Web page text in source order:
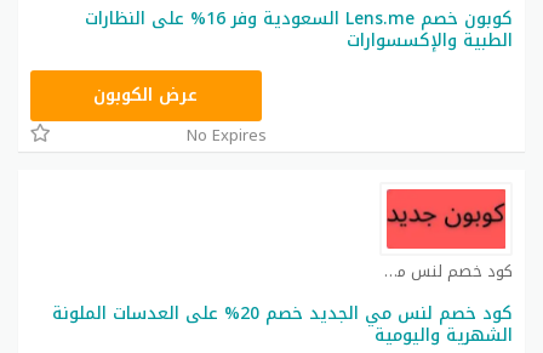
كوبون خصم Lens.me السعودية وفر 16% على النظارات
الطبية والإكسسوارات
MAYMEعرض الكوبون
No Expires
كود خصم لنس مي كوبون
كود خصم لنس مي الجديد خصم 20% على العدسات الملونة
الشهرية واليومية